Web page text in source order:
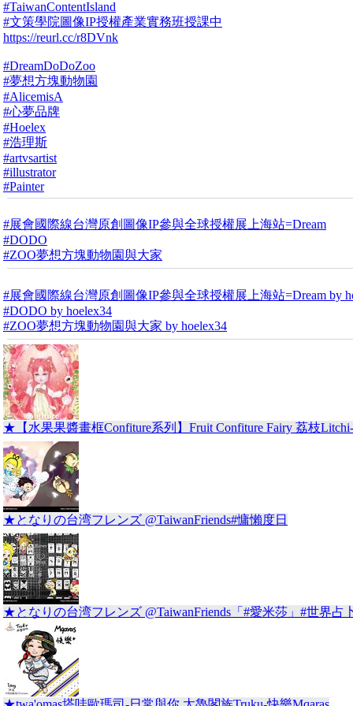
#TaiwanContentIsland
#文策學院圖像IP授權產業實務班授課中
https://reurl.cc/r8DVnk
#DreamDoDoZoo
#夢想方塊動物園
#AlicemisA
#心夢品牌
#Hoelex
#浩理斯
#artvsartist
#illustrator
#Painter
#展會國際線台灣原創圖像IP參與全球授權展上海站=Dream
#DODO
#ZOO夢想方塊動物園與大家
#展會國際線台灣原創圖像IP參與全球授權展上海站=Dream by
#DODO by hoelex34
#ZOO夢想方塊動物園與大家 by hoelex34
★【水果果醬畫框Confiture系列】Fruit Confiture Fairy 荔枝
★となりの台湾フレンズ @TaiwanFriends#慵懶度日
★となりの台湾フレンズ @TaiwanFriends「#愛米莎」#世界占